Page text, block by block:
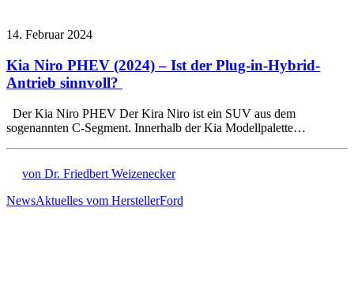
14. Februar 2024
Kia Niro PHEV (2024) – Ist der Plug-in-Hybrid-
Antrieb sinnvoll?
Der Kia Niro PHEV Der Kira Niro ist ein SUV aus dem
sogenannten C-Segment. Innerhalb der Kia Modellpalette…
von Dr. Friedbert Weizenecker
NewsAktuelles vom HerstellerFord